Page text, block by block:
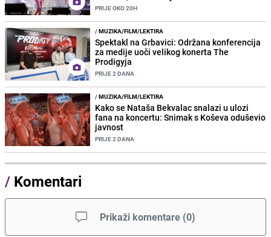
PRIJE OKO 20H
/MUZIKA/FILM/LEKTIRA
Spektakl na Grbavici: Održana konferencija
za medije uoči velikog konerta The
Prodigyja
PRIJE 2 DANA
/MUZIKA/FILM/LEKTIRA
Kako se Nataša Bekvalac snalazi u ulozi
fana na koncertu: Snimak s Koševa oduševio
javnost
PRIJE 2 DANA
/ Komentari
Prikaži komentare (0)